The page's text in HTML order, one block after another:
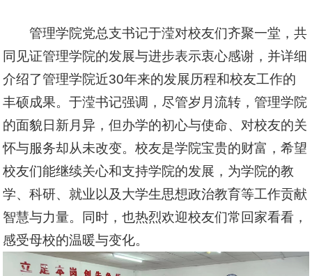
管理学院党总支书记于滢对校友们齐聚一堂，共
同见证管理学院的发展与进步表示衷心感谢，并详细
介绍了管理学院近30年来的发展历程和校友工作的
丰硕成果。于滢书记强调，尽管岁月流转，管理学院
的面貌日新月异，但办学的初心与使命、对校友的关
怀与服务却从未改变。校友是学院宝贵的财富，希望
校友们能继续关心和支持学院的发展，为学院的教
学、科研、就业以及大学生思想政治教育等工作贡献
智慧与力量。同时，也热烈欢迎校友们常回家看看，
感受母校的温暖与变化。